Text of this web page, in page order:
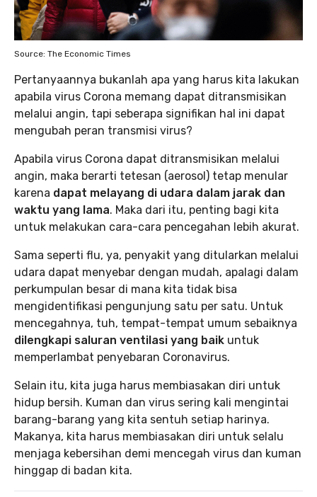
Source: The Economic Times
Pertanyaannya bukanlah apa yang harus kita lakukan
apabila virus Corona memang dapat ditransmisikan
melalui angin, tapi seberapa signifikan hal ini dapat
mengubah peran transmisi virus?
Apabila virus Corona dapat ditransmisikan melalui
angin, maka berarti tetesan (aerosol) tetap menular
karena dapat melayang di udara dalam jarak dan
waktu yang lama. Maka dari itu, penting bagi kita
untuk melakukan cara-cara pencegahan lebih akurat.
Sama seperti flu, ya, penyakit yang ditularkan melalui
udara dapat menyebar dengan mudah, apalagi dalam
perkumpulan besar di mana kita tidak bisa
mengidentifikasi pengunjung satu per satu. Untuk
mencegahnya, tuh, tempat-tempat umum sebaiknya
dilengkapi saluran ventilasi yang baik untuk
memperlambat penyebaran Coronavirus.
Selain itu, kita juga harus membiasakan diri untuk
hidup bersih. Kuman dan virus sering kali mengintai
barang-barang yang kita sentuh setiap harinya.
Makanya, kita harus membiasakan diri untuk selalu
menjaga kebersihan demi mencegah virus dan kuman
hinggap di badan kita.